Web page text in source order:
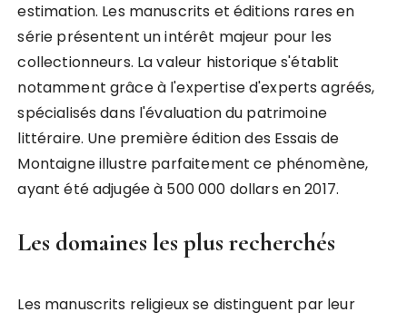
estimation. Les manuscrits et éditions rares en
série présentent un intérêt majeur pour les
collectionneurs. La valeur historique s'établit
notamment grâce à l'expertise d'experts agréés,
spécialisés dans l'évaluation du patrimoine
littéraire. Une première édition des Essais de
Montaigne illustre parfaitement ce phénomène,
ayant été adjugée à 500 000 dollars en 2017.
Les domaines les plus recherchés
Les manuscrits religieux se distinguent par leur